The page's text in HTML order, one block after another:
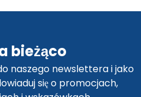
bieżąco
naszego newslettera i jako
się o promocjach,